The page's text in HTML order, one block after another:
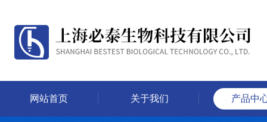
网站首页 关于我们 产品中